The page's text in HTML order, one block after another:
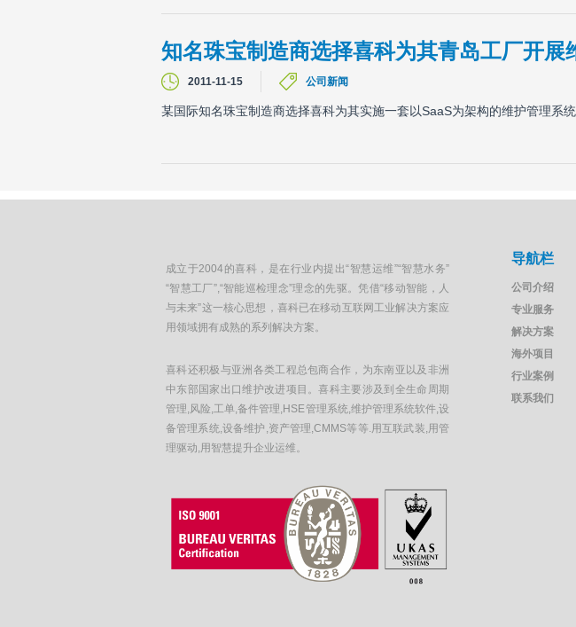
知名珠宝制造商选择喜科为其青岛工厂开展
2011-11-15 公司新闻
某国际知名珠宝制造商选择喜科为其实施一套以SaaS为架构的维护管理系
成立于2004的喜科，是在行业内提出“智慧运维”“智慧水务”
“智慧工厂”,“智能巡检理念”理念的先驱。凭借“移动智能，人
与未来”这一核心思想，喜科已在移动互联网工业解决方案应
用领域拥有成熟的系列解决方案。
喜科还积极与亚洲各类工程总包商合作，为东南亚以及非洲
中东部国家出口维护改进项目。喜科主要涉及到全生命周期
管理,风险,工单,备件管理,HSE管理系统,维护管理系统软件,设
备管理系统,设备维护,资产管理,CMMS等等.用互联武装,用管
理驱动,用智慧提升企业运维。
导航栏
公司介绍
专业服务
解决方案
海外项目
行业案例
联系我们